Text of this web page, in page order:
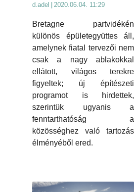
d.adel 2020.06.04. 11:29
Bretagne partvidékén
különös épületegyüttes áll,
amelynek fiatal tervezői nem
csak a nagy ablakokkal
ellátott, világos terekre
figyeltek; új építészeti
programot is hirdettek,
szerintük ugyanis a
fenntarthatóság a
közösséghez való tartozás
élményéből ered.